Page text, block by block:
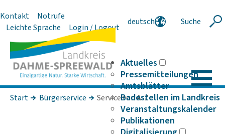
Kontakt
Notrufe
Leichte Sprache
Login / Logout
deutsch
Suche
Aktuelles
Pressemitteilungen
Amtsblätter
Badestellen im Landkreis
Veranstaltungskalender
Publikationen
Start Bürgerservice Service von A-Z